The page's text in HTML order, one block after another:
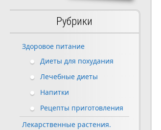
Рубрики
Здоровое питание
Диеты для похудания
Лечебные диеты
Напитки
Рецепты приготовления
Лекарственные растения.